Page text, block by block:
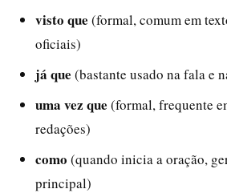
visto que (formal, comum em
oficiais)
já que (bastante usado na fala e
uma vez que (formal, frequente
redações)
como (quando inicia a oração,
principal)